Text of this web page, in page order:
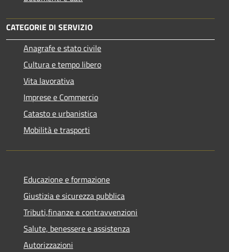
CATEGORIE DI SERVIZIO
Anagrafe e stato civile
Cultura e tempo libero
Vita lavorativa
Imprese e Commercio
Catasto e urbanistica
Mobilità e trasporti
Educazione e formazione
Giustizia e sicurezza pubblica
Tributi,finanze e contravvenzioni
Salute, benessere e assistenza
Autorizzazioni